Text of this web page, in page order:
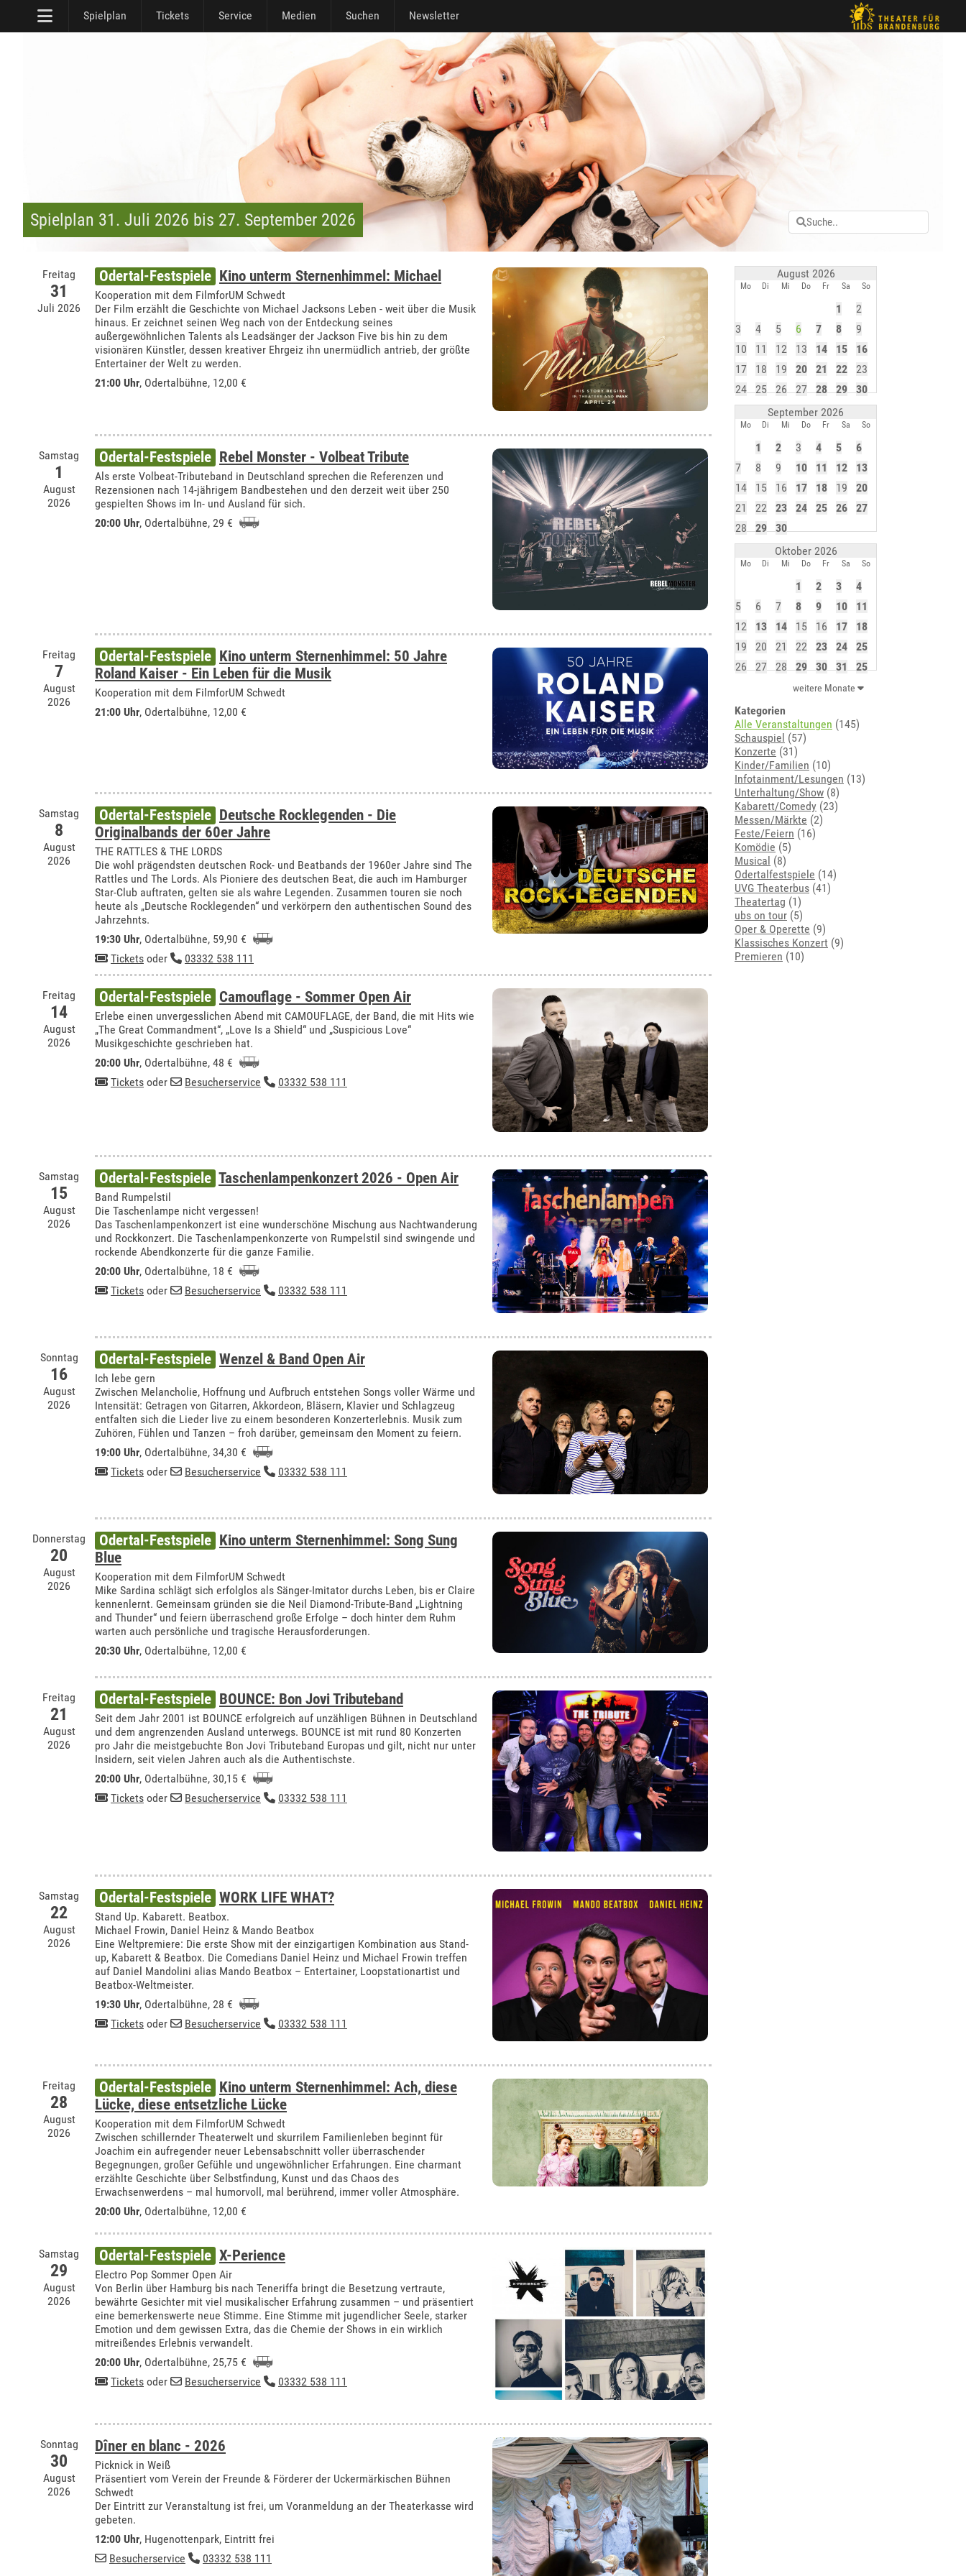
Spielplan Tickets Service Medien Suchen Newsletter
Spielplan 31. Juli 2026 bis 27. September 2026
Freitag
31
Juli 2026
Odertal-Festspiele Kino unterm Sternenhimmel: Michael
Kooperation mit dem FilmforUM Schwedt
Der Film erzählt die Geschichte von Michael Jacksons Leben - weit über die Musik
hinaus. Er zeichnet seinen Weg nach von der Entdeckung seines
außergewöhnlichen Talents als Leadsänger der Jackson Five bis hin zu dem
visionären Künstler, dessen kreativer Ehrgeiz ihn unermüdlich antrieb, der größte
Entertainer der Welt zu werden.
21:00 Uhr, Odertalbühne, 12,00 €
Samstag
1
August
2026
Odertal-Festspiele Rebel Monster - Volbeat Tribute
Als erste Volbeat-Tributeband in Deutschland sprechen die Referenzen und
Rezensionen nach 14-jährigem Bandbestehen und den derzeit weit über 250
gespielten Shows im In- und Ausland für sich.
20:00 Uhr, Odertalbühne, 29 €
Freitag
7
August
2026
Odertal-Festspiele Kino unterm Sternenhimmel: 50 Jahre
Roland Kaiser - Ein Leben für die Musik
Kooperation mit dem FilmforUM Schwedt
21:00 Uhr, Odertalbühne, 12,00 €
Samstag
8
August
2026
Odertal-Festspiele Deutsche Rocklegenden - Die
Originalbands der 60er Jahre
THE RATTLES & THE LORDS
Die wohl prägendsten deutschen Rock- und Beatbands der 1960er Jahre sind The
Rattles und The Lords. Als Pioniere des deutschen Beat, die auch im Hamburger
Star-Club auftraten, gelten sie als wahre Legenden. Zusammen touren sie noch
heute als „Deutsche Rocklegenden“ und verkörpern den authentischen Sound des
Jahrzehnts.
19:30 Uhr, Odertalbühne, 59,90 €
Tickets oder 03332 538 111
Freitag
14
August
2026
Odertal-Festspiele Camouflage - Sommer Open Air
Erlebe einen unvergesslichen Abend mit CAMOUFLAGE, der Band, die mit Hits wie
„The Great Commandment“, „Love Is a Shield“ und „Suspicious Love“
Musikgeschichte geschrieben hat.
20:00 Uhr, Odertalbühne, 48 €
Tickets oder Besucherservice 03332 538 111
Samstag
15
August
2026
Odertal-Festspiele Taschenlampenkonzert 2026 - Open Air
Band Rumpelstil
Die Taschenlampe nicht vergessen!
Das Taschenlampenkonzert ist eine wunderschöne Mischung aus Nachtwanderung
und Rockkonzert. Die Taschenlampenkonzerte von Rumpelstil sind swingende und
rockende Abendkonzerte für die ganze Familie.
20:00 Uhr, Odertalbühne, 18 €
Tickets oder Besucherservice 03332 538 111
Sonntag
16
August
2026
Odertal-Festspiele Wenzel & Band Open Air
Ich lebe gern
Zwischen Melancholie, Hoffnung und Aufbruch entstehen Songs voller Wärme und
Intensität: Getragen von Gitarren, Akkordeon, Bläsern, Klavier und Schlagzeug
entfalten sich die Lieder live zu einem besonderen Konzerterlebnis. Musik zum
Zuhören, Fühlen und Tanzen – froh darüber, gemeinsam den Moment zu feiern.
19:00 Uhr, Odertalbühne, 34,30 €
Tickets oder Besucherservice 03332 538 111
Donnerstag
20
August
2026
Odertal-Festspiele Kino unterm Sternenhimmel: Song Sung
Blue
Kooperation mit dem FilmforUM Schwedt
Mike Sardina schlägt sich erfolglos als Sänger-Imitator durchs Leben, bis er Claire
kennenlernt. Gemeinsam gründen sie die Neil Diamond-Tribute-Band „Lightning
and Thunder“ und feiern überraschend große Erfolge – doch hinter dem Ruhm
warten auch persönliche und tragische Herausforderungen.
20:30 Uhr, Odertalbühne, 12,00 €
Freitag
21
August
2026
Odertal-Festspiele BOUNCE: Bon Jovi Tributeband
Seit dem Jahr 2001 ist BOUNCE erfolgreich auf unzähligen Bühnen in Deutschland
und dem angrenzenden Ausland unterwegs. BOUNCE ist mit rund 80 Konzerten
pro Jahr die meistgebuchte Bon Jovi Tributeband Europas und gilt, nicht nur unter
Insidern, seit vielen Jahren auch als die Authentischste.
20:00 Uhr, Odertalbühne, 30,15 €
Tickets oder Besucherservice 03332 538 111
Samstag
22
August
2026
Odertal-Festspiele WORK LIFE WHAT?
Stand Up. Kabarett. Beatbox.
Michael Frowin, Daniel Heinz & Mando Beatbox
Eine Weltpremiere: Die erste Show mit der einzigartigen Kombination aus Stand-
up, Kabarett & Beatbox. Die Comedians Daniel Heinz und Michael Frowin treffen
auf Daniel Mandolini alias Mando Beatbox – Entertainer, Loopstationartist und
Beatbox-Weltmeister.
19:30 Uhr, Odertalbühne, 28 €
Tickets oder Besucherservice 03332 538 111
Freitag
28
August
2026
Odertal-Festspiele Kino unterm Sternenhimmel: Ach, diese
Lücke, diese entsetzliche Lücke
Kooperation mit dem FilmforUM Schwedt
Zwischen schillernder Theaterwelt und skurrilem Familienleben beginnt für
Joachim ein aufregender neuer Lebensabschnitt voller überraschender
Begegnungen, großer Gefühle und ungewöhnlicher Erfahrungen. Eine charmant
erzählte Geschichte über Selbstfindung, Kunst und das Chaos des
Erwachsenwerdens – mal humorvoll, mal berührend, immer voller Atmosphäre.
20:00 Uhr, Odertalbühne, 12,00 €
Samstag
29
August
2026
Odertal-Festspiele X-Perience
Electro Pop Sommer Open Air
Von Berlin über Hamburg bis nach Teneriffa bringt die Besetzung vertraute,
bewährte Gesichter mit viel musikalischer Erfahrung zusammen – und präsentiert
eine bemerkenswerte neue Stimme. Eine Stimme mit jugendlicher Seele, starker
Emotion und dem gewissen Extra, das die Chemie der Shows in ein wirklich
mitreißendes Erlebnis verwandelt.
20:00 Uhr, Odertalbühne, 25,75 €
Tickets oder Besucherservice 03332 538 111
Sonntag
30
August
2026
Dîner en blanc - 2026
Picknick in Weiß
Präsentiert vom Verein der Freunde & Förderer der Uckermärkischen Bühnen
Schwedt
Der Eintritt zur Veranstaltung ist frei, um Voranmeldung an der Theaterkasse wird
gebeten.
12:00 Uhr, Hugenottenpark, Eintritt frei
Besucherservice
03332 538 111
August 2026
Mo Di Mi Do Fr Sa So
1
2
3
4 5 6 7 8
9
10
11 12 13 14 15
16
17
18 19 20 21 22
23
24
25 26 27 28 29
30
September 2026
Mo Di Mi Do Fr Sa So
1 2 3 4 5
6
7
8 9 10 11 12
13
14
15 16 17 18 19
20
21
22 23 24 25 26
27
28
29
30
Oktober 2026
Mo Di Mi Do Fr Sa So
1 2 3
4
5
6 7 8 9 10
11
12
13 14 15 16 17
18
19
20 21 22 23 24
25
26
27 28 29 30 31 25
weitere Monate
Kategorien
Alle Veranstaltungen (145)
Schauspiel (57)
Konzerte (31)
Kinder/Familien (10)
Infotainment/Lesungen (13)
Unterhaltung/Show (8)
Kabarett/Comedy (23)
Messen/Märkte (2)
Feste/Feiern (16)
Komödie (5)
Musical (8)
Odertalfestspiele (14)
UVG Theaterbus (41)
Theatertag (1)
ubs on tour (5)
Oper & Operette (9)
Klassisches Konzert (9)
Premieren (10)